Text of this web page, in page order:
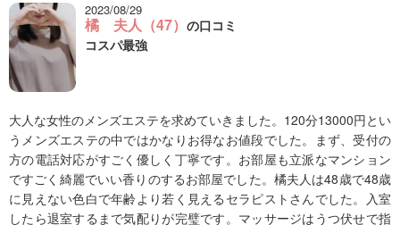
2023/08/29
橘 夫人（47） の口コミ
コスパ最強
大人な女性のメンズエステを求めていきました。120分13000円とい
うメンズエステの中ではかなりお得なお値段でした。まず、受付の
方の電話対応がすごく優しく丁寧です。お部屋も立派なマンション
ですごく綺麗でいい香りのするお部屋でした。橘夫人は48歳で48歳
に見えない色白で年齢より若く見えるセラピストさんでした。入室
したら退室するまで気配りが完璧です。マッサージはうつ伏せで指